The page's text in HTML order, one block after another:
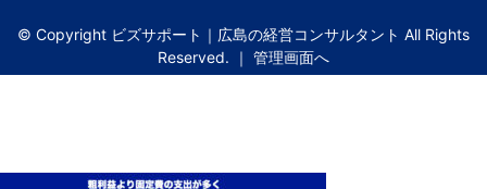
© Copyright ビズサポート｜広島の経営コンサルタント All Rights
Reserved. ｜ 管理画面へ